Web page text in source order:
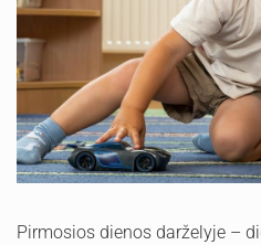
Pirmosios dienos darželyje –